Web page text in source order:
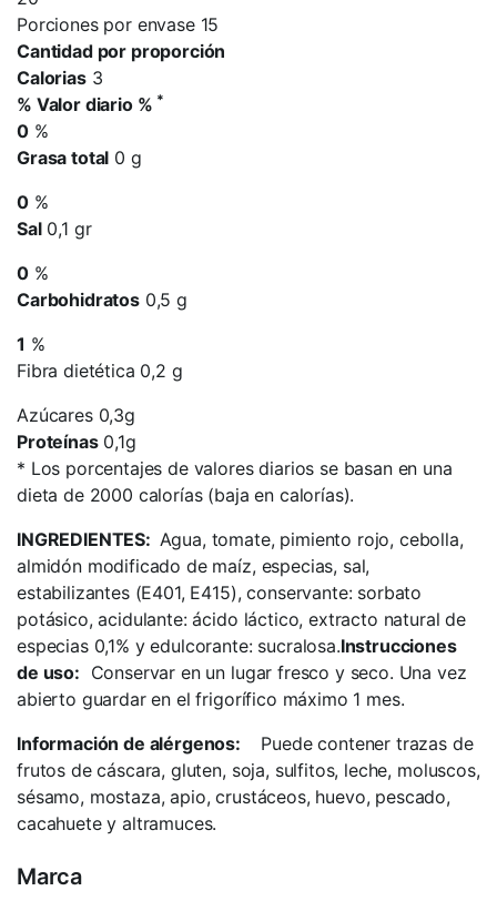
Porciones por envase 15
Cantidad por proporción
Calorias3
% Valor diario % *
0%
Grasa total 0 g
0%
Sal0,1 gr
0%
Carbohidratos0,5 g
1 %
Fibra dietética 0,2 g
Azúcares 0,3g
Proteínas0,1g
* Los porcentajes de valores diarios se basan en una
dieta de 2000 calorías (baja en calorías).
INGREDIENTES: Agua, tomate, pimiento rojo, cebolla,
almidón modificado de maíz, especias, sal,
estabilizantes (E401, E415), conservante: sorbato
potásico, acidulante: ácido láctico, extracto natural de
especias 0,1% y edulcorante: sucralosa.Instrucciones
de uso: Conservar en un lugar fresco y seco. Una vez
abierto guardar en el frigorífico máximo 1 mes.
Información de alérgenos:
Puede contener trazas de
frutos de cáscara, gluten, soja, sulfitos, leche, moluscos,
sésamo, mostaza, apio, crustáceos, huevo, pescado,
cacahuete y altramuces.
Marca